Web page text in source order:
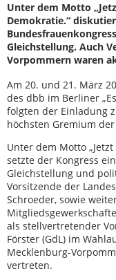
Unter dem Motto
Demokratie.“
Gleichstellung. Auch
Vorpommern waren
Am 20. und 21. März
des dbb im Berliner
folgten der Einladung
höchsten Gremium
Unter dem Motto
setzte der Kongress
Gleichstellung und
Vorsitzende der
Schroeder, sowie
als stellvertretender
Förster (GdL) im
Mecklenburg-
vertreten.